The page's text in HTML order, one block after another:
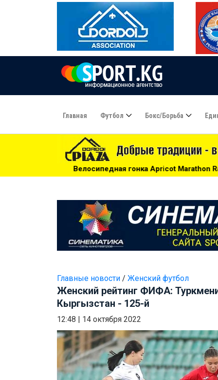
Главная Футбол Бокс/борьба
гонка Apricot Marathon Race: нужны волонтеры!
Главные новости / Женский футбол
Женский рейтинг ФИФА:
Кыргызстан - 125-й
12:48 14 октября 2022